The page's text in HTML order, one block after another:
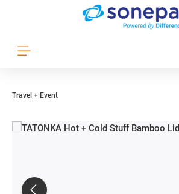
Zum Hauptinhalt springen
Travel + Event